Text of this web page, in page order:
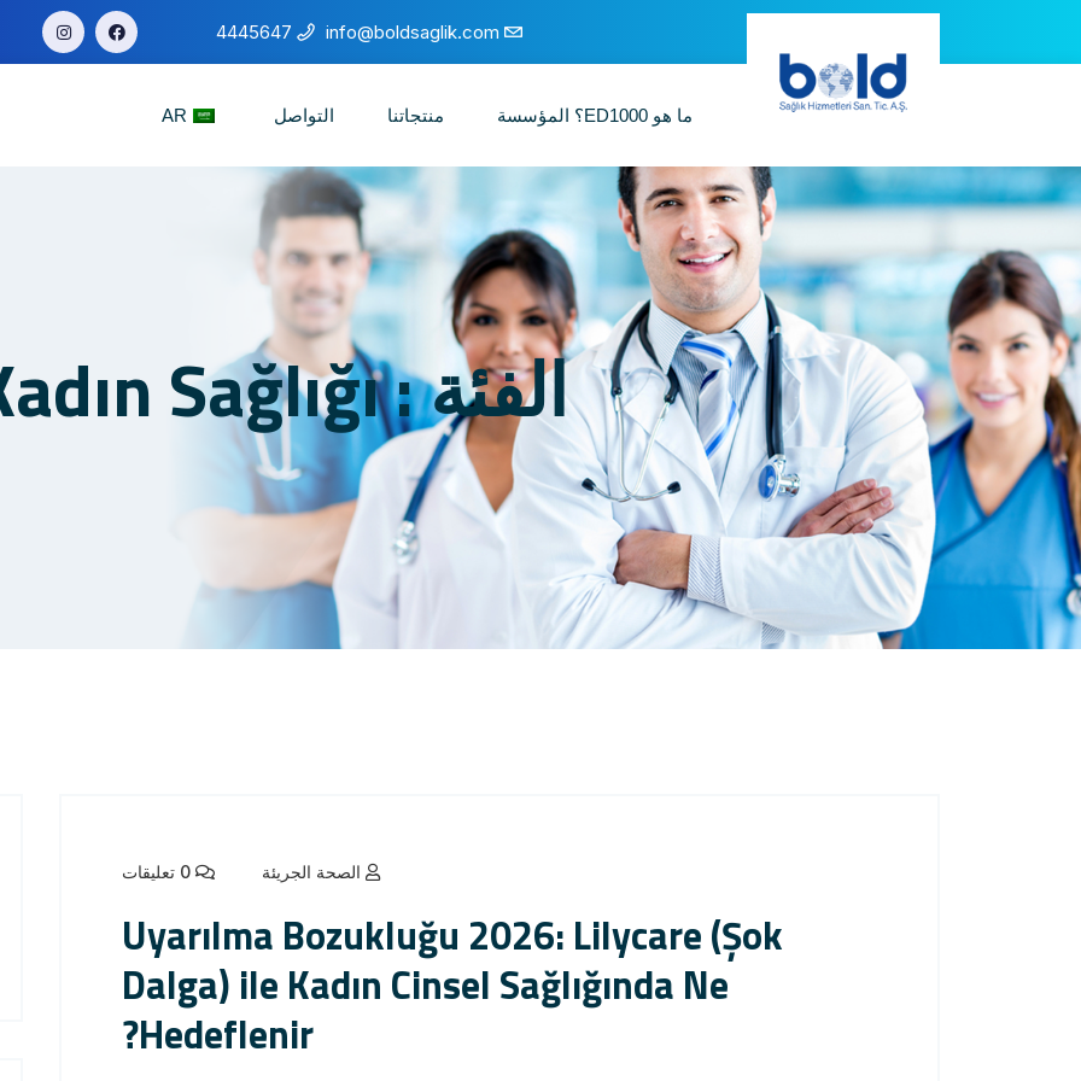
info@boldsaglik.com
4445647
ما هو ED1000؟ المؤسسة منتجاتنا التواصل AR
الفئة : Kadın Sağlığı
الصحة الجريئة
Uyarılma Bozukluğu 2026: Lilycare (Şok
Dalga) ile Kadın Cinsel Sağlığında Ne
Hedeflenir?